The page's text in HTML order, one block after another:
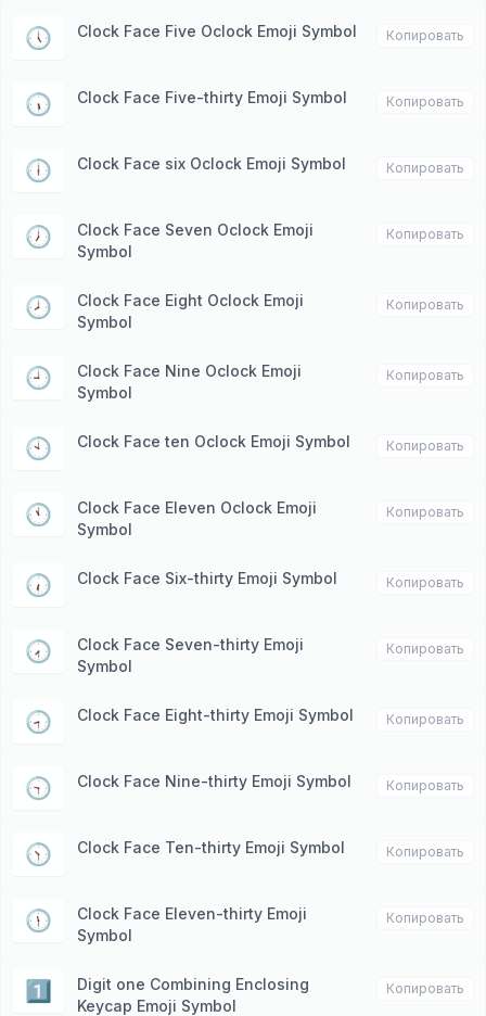
🕔 Clock Face Five Oclock Emoji Symbol Копировать
🕠 Clock Face Five-thirty Emoji Symbol Копировать
🕕 Clock Face six Oclock Emoji Symbol Копировать
🕖
Clock Face Seven Oclock Emoji
Symbol
Копировать
🕗
Clock Face Eight Oclock Emoji
Symbol
Копировать
🕘
Clock Face Nine Oclock Emoji
Symbol
Копировать
🕙 Clock Face ten Oclock Emoji Symbol Копировать
🕚
Clock Face Eleven Oclock Emoji
Symbol
Копировать
🕡 Clock Face Six-thirty Emoji Symbol Копировать
🕢
Clock Face Seven-thirty Emoji
Symbol
Копировать
🕣 Clock Face Eight-thirty Emoji Symbol Копировать
🕤 Clock Face Nine-thirty Emoji Symbol Копировать
🕥 Clock Face Ten-thirty Emoji Symbol Копировать
🕦
Clock Face Eleven-thirty Emoji
Symbol
Копировать
1⃣
Digit one Combining Enclosing
Keycap Emoji Symbol
Копировать